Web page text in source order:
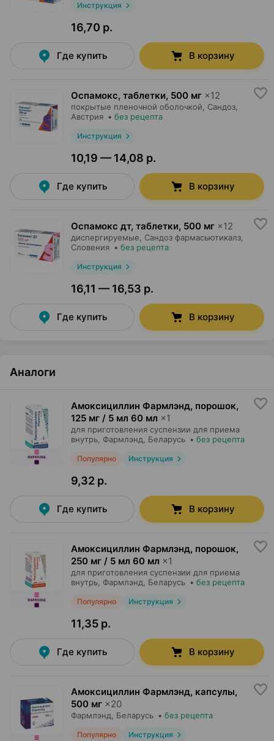
Инструкция
16,70 р.
Где купить В корзину
Оспамокс, таблетки, 500 мг ×12
покрытые пленочной оболочкой, Сандоз
Австрия • без рецепта
Инструкция
10,19 — 14,08 р.
Где купить В корзину
Оспамокс дт, таблетки, 500 мг ×12
диспергируемые, Сандоз фармасьютикалз
Словения • без рецепта
Инструкция
16,11 — 16,53 р.
Где купить В корзину
Аналоги
Амоксициллин Фармлэнд, порошок,
125 мг / 5 мл 60 мл ×1
для приготовления суспензии для приема
внутрь, Фармлэнд , Беларусь • без рецепта
Популярно Инструкция
9,32 р.
Где купить В корзину
Амоксициллин Фармлэнд, порошок,
250 мг / 5 мл 60 мл ×1
для приготовления суспензии для приема
внутрь, Фармлэнд , Беларусь • без рецепта
Популярно Инструкция
11,35 р.
Где купить В корзину
Амоксициллин Фармлэнд, капсулы,
500 мг ×20
Фармлэнд , Беларусь • без рецепта
Популярно Инструкция